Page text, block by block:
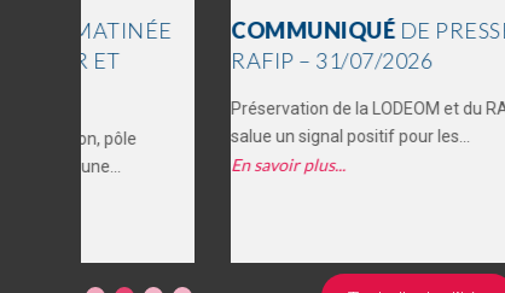
COMMUNIQUÉDE PRESSE LODEOM &
RAFIP – 31/07/2026
Préservation de la LODEOM et du RAFIP : la CCI Réunion
salue un signal positif pour les...
En savoir plus